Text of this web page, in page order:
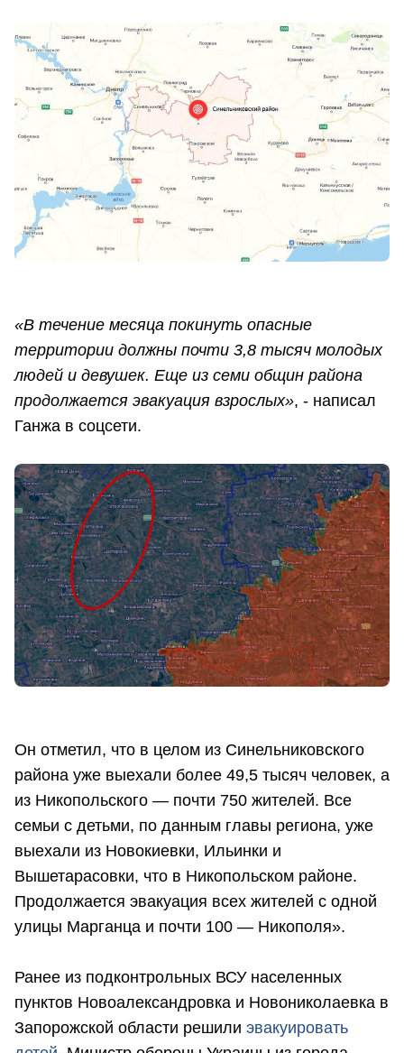
«В течение месяца покинуть опасные
территории должны почти 3,8 тысяч молодых
людей и девушек. Еще из семи общин района
продолжается эвакуация взрослых», - написал
Ганжа в соцсети.
Он отметил, что в целом из Синельниковского
района уже выехали более 49,5 тысяч человек, а
из Никопольского — почти 750 жителей. Все
семьи с детьми, по данным главы региона, уже
выехали из Новокиевки, Ильинки и
Вышетарасовки, что в Никопольском районе.
Продолжается эвакуация всех жителей с одной
улицы Марганца и почти 100 — Никополя».
Ранее из подконтрольных ВСУ населенных
пунктов Новоалександровка и Новониколаевка в
Запорожской области решили эвакуировать